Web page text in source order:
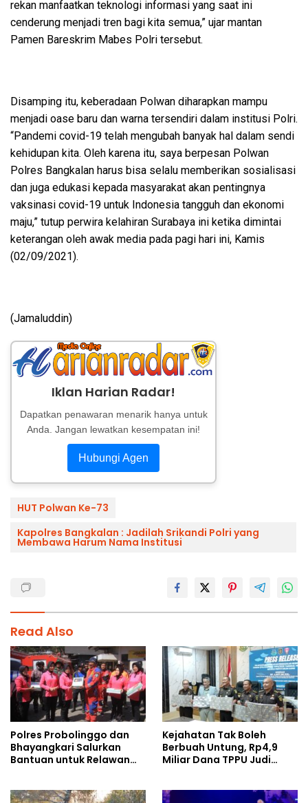
rekan manfaatkan teknologi informasi yang saat ini
cenderung menjadi tren bagi kita semua,” ujar mantan
Pamen Bareskrim Mabes Polri tersebut.
Disamping itu, keberadaan Polwan diharapkan mampu
menjadi oase baru dan warna tersendiri dalam institusi Polri.
“Pandemi covid-19 telah mengubah banyak hal dalam sendi
kehidupan kita. Oleh karena itu, saya berpesan Polwan
Polres Bangkalan harus bisa selalu memberikan sosialisasi
dan juga edukasi kepada masyarakat akan pentingnya
vaksinasi covid-19 untuk Indonesia tangguh dan ekonomi
maju,” tutup perwira kelahiran Surabaya ini ketika dimintai
keterangan oleh awak media pada pagi hari ini, Kamis
(02/09/2021).
(Jamaluddin)
Iklan Harian Radar!
Dapatkan penawaran menarik hanya untuk
Anda. Jangan lewatkan kesempatan ini!
Hubungi Agen
HUT Polwan Ke-73
Kapolres Bangkalan : Jadilah Srikandi Polri yang
Membawa Harum Nama Institusi
Read Also
Polres Probolinggo dan
Bhayangkari Salurkan
Bantuan untuk Relawan
Kejahatan Tak Boleh
Berbuah Untung, Rp4,9
Miliar Dana TPPU Judi